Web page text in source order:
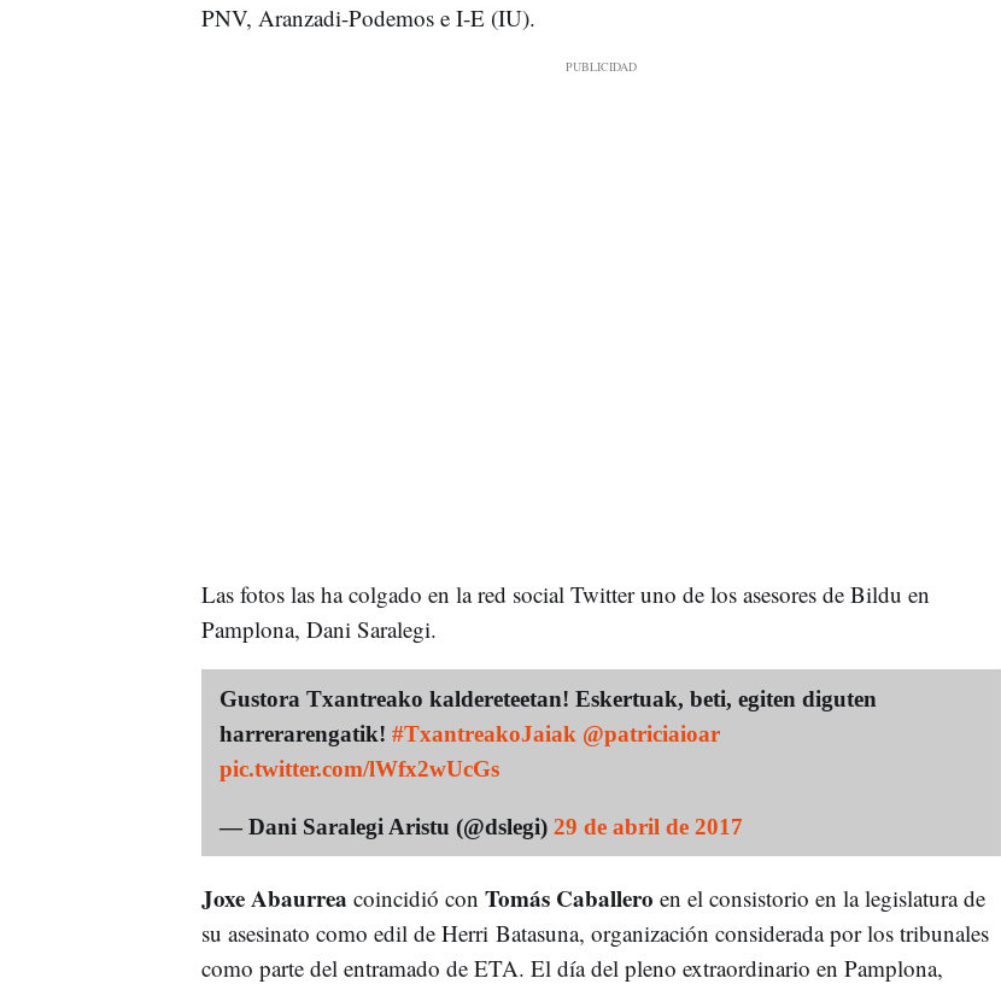
PNV, Aranzadi-Podemos e I-E (IU).
Las fotos las ha colgado en la red social Twitter uno de los asesores de Bildu en
Pamplona, Dani Saralegi.
Gustora Txantreako kaldereteetan! Eskertuak, beti, egiten diguten
harrerarengatik! #TxantreakoJaiak @patriciaioar
pic.twitter.com/lWfx2wUcGs
— Dani Saralegi Aristu (@dslegi) 29 de abril de 2017
Joxe Abaurrea coincidió con Tomás Caballero en el consistorio en la legislatura de
su asesinato como edil de Herri Batasuna, organización considerada por los tribunales
como parte del entramado de ETA. El día del pleno extraordinario en Pamplona,